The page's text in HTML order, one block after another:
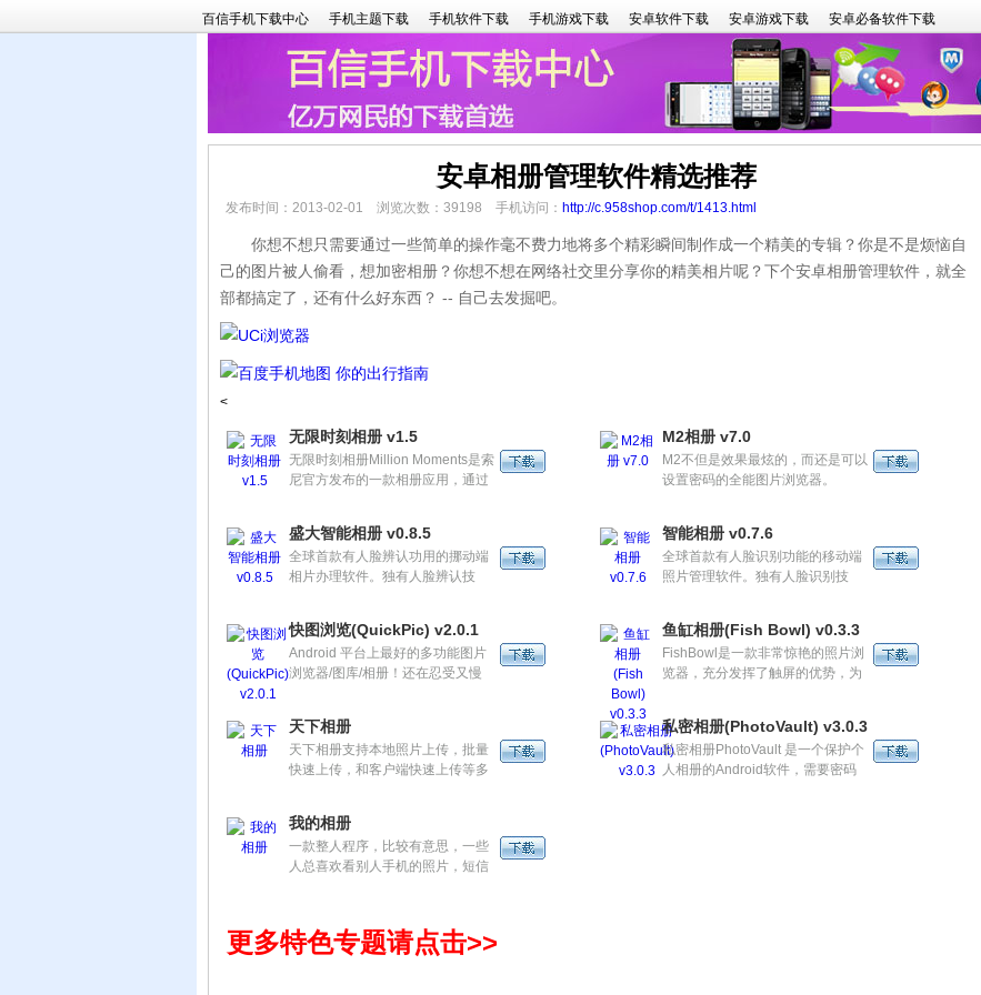
百信手机下载中心 手机主题下载 手机软件下载 手机游戏下载 安卓软件下载 安卓游戏下载 安卓必备软件下载
安卓相册管理软件精选推荐
发布时间：2013-02-01 浏览次数：39198 手机访问： http://c.958shop.com/t/1413.html
你想不想只需要通过一些简单的操作毫不费力地将多个精彩瞬间制作成一个精美的专辑？你是不是烦恼自
己的图片被人偷看，想加密相册？你想不想在网络社交里分享你的精美相片呢？下个安卓相册管理软件，就全
部都搞定了，还有什么好东西？ -- 自己去发掘吧。
<
无限时刻相册 v1.5
无限时刻相册Million Moments是索
尼官方发布的一款相册应用，通过
过一些简单的操作。
M2相册 v7.0
M2不但是效果最炫的，而还是可以
设置密码的全能图片浏览器。
盛大智能相册 v0.8.5
全球首款有人脸辨认功用的挪动端
相片办理软件。独有人脸辨认技
直接点击人脸拨打电话，发送短
信，让您的相片活起来；按工夫，
人物等方法办理相片，使您在成百
可得，不再“众里寻他”。
智能相册 v0.7.6
全球首款有人脸识别功能的移动端
照片管理软件。独有人脸识别技
直接点击人脸拨打电话，发送短
信，让您的照片活起来；按时间，
人物等方式管理照片，使您在成百
易举，不再'众里寻他'。
快图浏览(QuickPic) v2.0.1
Android 平台上最好的多功能图片
浏览器/图库/相册！还在忍受又慢
强大的Android 平台上最好的看图
利器：快图浏览！
鱼缸相册(Fish Bowl) v0.3.3
FishBowl是一款非常惊艳的照片浏
览器，充分发挥了触屏的优势，为
天下相册
天下相册支持本地照片上传，批量
快速上传，和客户端快速上传等多
分享展示等服务。天下相册，留住
这一刻的美丽!
私密相册(PhotoVault) v3.0.3
私密相册PhotoVault 是一个保护个
人相册的Android软件，需要密码
我的相册
一款整人程序，比较有意思，一些
人总喜欢看别人手机的照片，短信
强也是不好的（放心，不会出问
题）。
更多特色专题请点击>>